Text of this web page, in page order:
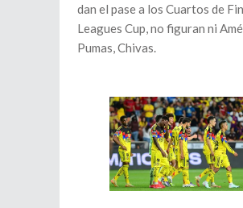
dan el pase a los Cuartos de
Leagues Cup, no figuran ni
Pumas, Chivas.